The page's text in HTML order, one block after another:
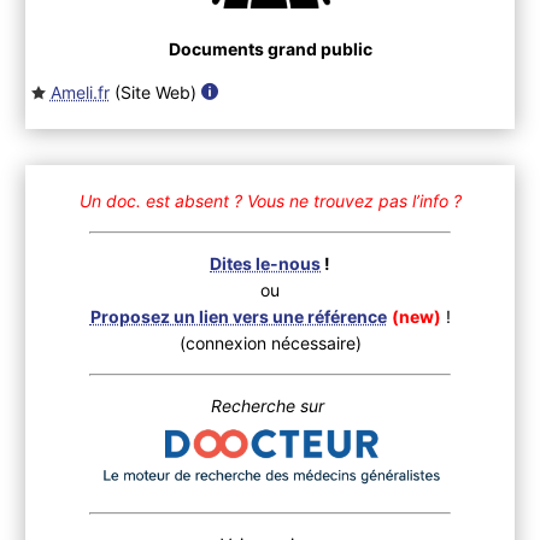
Documents grand public
Ameli.fr(Site Web)
Un doc. est absent ? Vous ne trouvez pas l’info ?
Dites le-nous !
ou
Proposez un lien vers une référence (new) !
(connexion nécessaire)
Recherche sur